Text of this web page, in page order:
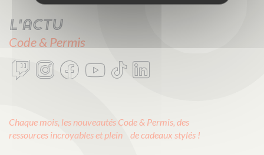
L'actu
Code & Permis
Chaque mois, les nouveautés Code & Permis, des
ressources incroyables et plein de cadeaux stylés !